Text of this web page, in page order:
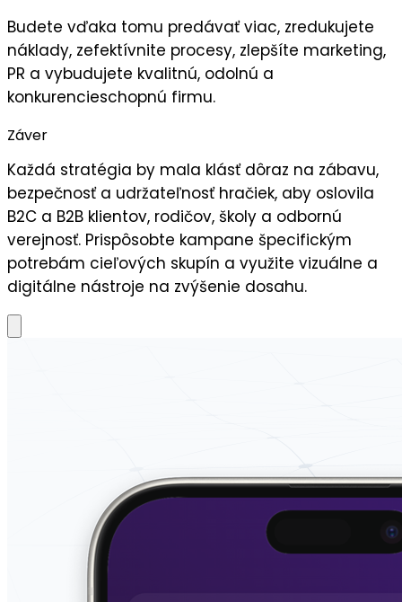
Budete vďaka tomu predávať viac, zredukujete
náklady, zefektívnite procesy, zlepšíte marketing,
PR a vybudujete kvalitnú, odolnú a
konkurencieschopnú firmu.
Záver
Každá stratégia by mala klásť dôraz na zábavu,
bezpečnosťa udržateľnosťhračiek, aby oslovila
B2C a B2B klientov, rodičov, školy a odbornú
verejnosť. Prispôsobte kampane špecifickým
potrebám cieľových skupín a využite vizuálne a
digitálne nástroje na zvýšenie dosahu.